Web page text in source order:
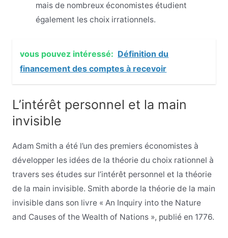
mais de nombreux économistes étudient
également les choix irrationnels.
vous pouvez intéressé: Définition du
financement des comptes à recevoir
L’intérêt personnel et la main
invisible
Adam Smith a été l’un des premiers économistes à
développer les idées de la théorie du choix rationnel à
travers ses études sur l’intérêt personnel et la théorie
de la main invisible. Smith aborde la théorie de la main
invisible dans son livre « An Inquiry into the Nature
and Causes of the Wealth of Nations », publié en 1776.